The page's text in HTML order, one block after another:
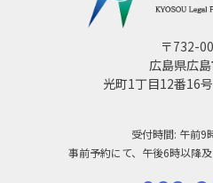
〒732-
広島県広
光町1丁目12番16
受付時間: 午前9
事前予約にて、午後6時以降